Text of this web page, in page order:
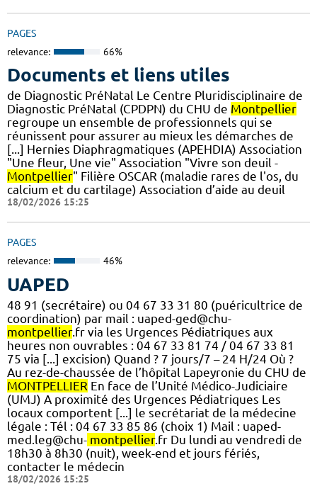
PAGES
relevance: 66%
Documents et liens utiles
de Diagnostic PréNatal Le Centre Pluridisciplinaire de
Diagnostic PréNatal (CPDPN) du CHU de Montpellier
regroupe un ensemble de professionnels qui se
réunissent pour assurer au mieux les démarches de
[...] Hernies Diaphragmatiques (APEHDIA) Association
"Une fleur, Une vie" Association "Vivre son deuil -
Montpellier" Filière OSCAR (maladie rares de l'os, du
calcium et du cartilage) Association d’aide au deuil
18/02/2026 15:25
PAGES
relevance: 46%
UAPED
48 91 (secrétaire) ou 04 67 33 31 80 (puéricultrice de
coordination) par mail : uaped-ged@chu-
montpellier.fr via les Urgences Pédiatriques aux
heures non ouvrables : 04 67 33 81 74 / 04 67 33 81
75 via [...] excision) Quand ? 7 jours/7 – 24 H/24 Où ?
Au rez-de-chaussée de l’hôpital Lapeyronie du CHU de
MONTPELLIER En face de l’Unité Médico-Judiciaire
(UMJ) A proximité des Urgences Pédiatriques Les
locaux comportent [...] le secrétariat de la médecine
légale : Tél : 04 67 33 85 86 (choix 1) Mail : uaped-
med.leg@chu- montpellier.fr Du lundi au vendredi de
18h30 à 8h30 (nuit), week-end et jours fériés,
contacter le médecin
18/02/2026 15:25